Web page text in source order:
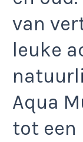
van
leuke
Aqua
tot een